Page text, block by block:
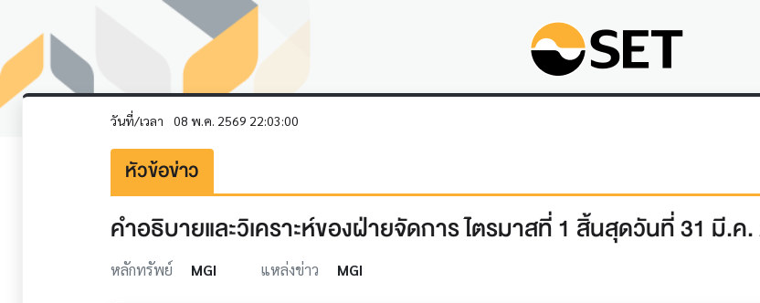
วันที่/เวลา 08 พ.ค. 2569 22:03:00
หัวข้อข่าว
คำอธิบายและวิเคราะห์ของฝ่ายจัดการ ไตรมาสที่ 1 สิ้นสุดวันที่ 31 มี.ค
หลักทรัพย์ MGI แหล่งข่าว MGI